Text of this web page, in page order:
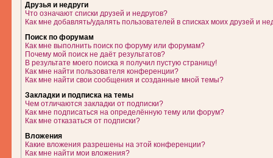
Друзья и недруги
Что означают списки друзей и недругов?
Как мне добавлять/удалять пользователей в списках моих друзей и
Поиск по форумам
Как мне выполнить поиск по форуму или форумам?
Почему мой поиск не даёт результатов?
В результате моего поиска я получил пустую страницу!
Как мне найти пользователя конференции?
Как мне найти свои сообщения и созданные мной темы?
Закладки и подписка на темы
Чем отличаются закладки от подписки?
Как мне подписаться на определённую тему или форум?
Как мне отказаться от подписки?
Вложения
Какие вложения разрешены на этой конференции?
Как мне найти мои вложения?